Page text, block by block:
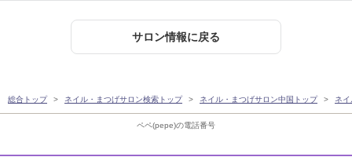
ペペ(pepe)の電話番号
サロン情報に戻る
総合トップ ネイル・まつげサロン検索トップ ネイル・まつげサロン中国トップ ネ